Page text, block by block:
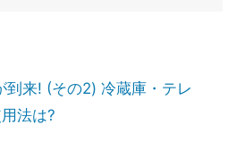
到来! (その2) 冷蔵庫・テレ
法は?